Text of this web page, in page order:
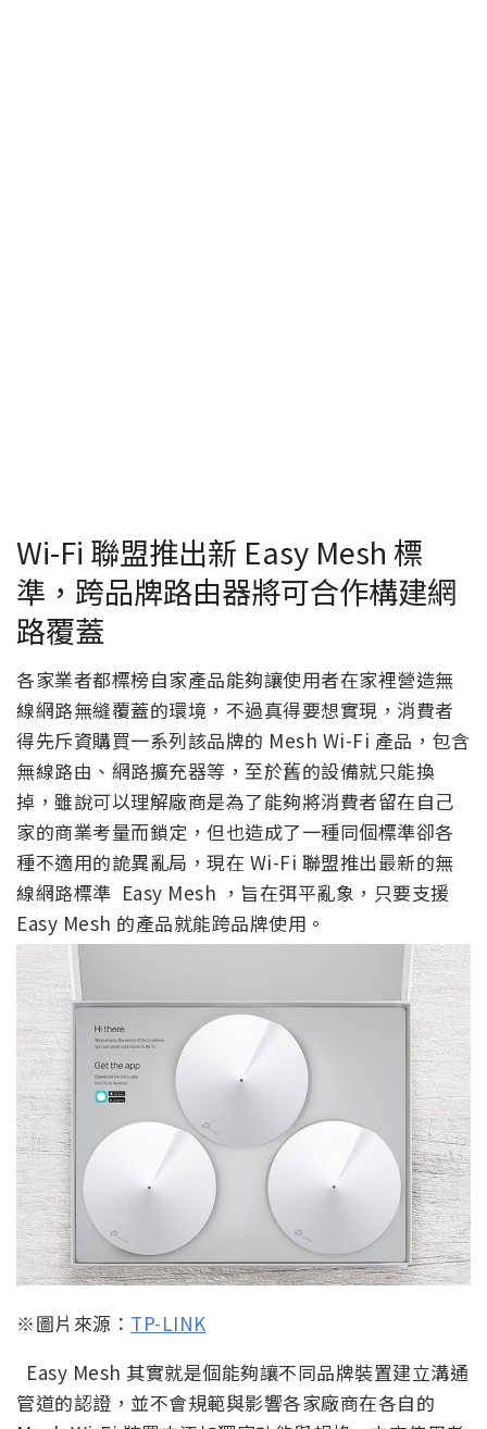
Wi-Fi 聯盟推出新 Easy Mesh 標
準，跨品牌路由器將可合作構建網
路覆蓋
各家業者都標榜自家產品能夠讓使用者在家裡營造無
線網路無縫覆蓋的環境，不過真得要想實現，消費者
得先斥資購買一系列該品牌的 Mesh Wi-Fi 產品，包含
無線路由、網路擴充器等，至於舊的設備就只能換
掉，雖說可以理解廠商是為了能夠將消費者留在自己
家的商業考量而鎖定，但也造成了一種同個標準卻各
種不適用的詭異亂局，現在 Wi-Fi 聯盟推出最新的無
線網路標準 Easy Mesh ，旨在弭平亂象，只要支援
Easy Mesh 的產品就能跨品牌使用。
※圖片來源： TP-LINK
Easy Mesh 其實就是個能夠讓不同品牌裝置建立溝通
管道的認證，並不會規範與影響各家廠商在各自的